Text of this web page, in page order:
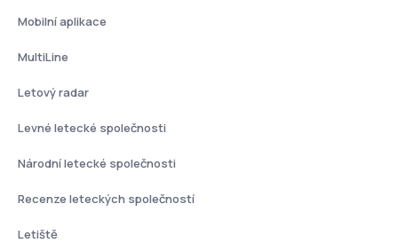
Mobilní aplikace
MultiLine
Letový radar
Levné letecké společnosti
Národní letecké společnosti
Recenze leteckých společností
Letiště